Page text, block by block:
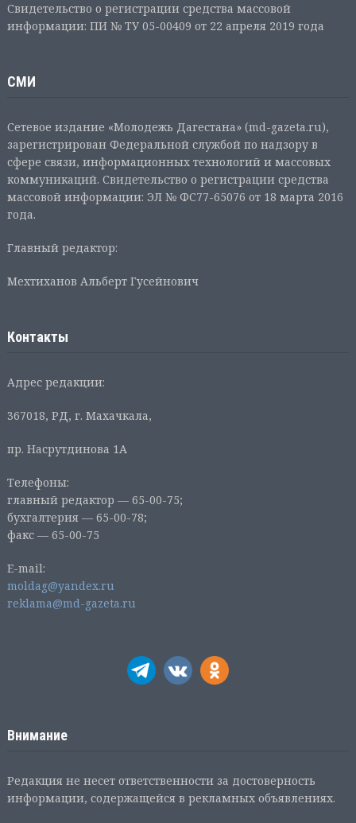
Свидетельство о регистрации средства массовой
информации: ПИ № ТУ 05-00409 от 22 апреля 2019 года
СМИ
Сетевое издание «Молодежь Дагестана» (md-gazeta.ru),
зарегистрирован Федеральной службой по надзору в
сфере связи, информационных технологий и массовых
коммуникаций. Свидетельство о регистрации средства
массовой информации: ЭЛ № ФС77-65076 от 18 марта 2016
года.
Главный редактор:
Мехтиханов Альберт Гусейнович
Контакты
Адрес редакции:
367018, РД, г. Махачкала,
пр. Насрутдинова 1А
Телефоны:
главный редактор — 65-00-75;
бухгалтерия — 65-00-78;
факс — 65-00-75
E-mail:
moldag@yandex.ru
reklama@md-gazeta.ru
Внимание
Редакция не несет ответственности за достоверность
информации, содержащейся в рекламных объявлениях.